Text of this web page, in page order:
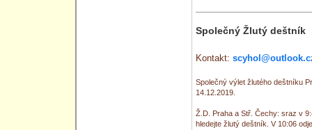
Společný Žlutý deštník
Kontakt:
Společný výlet žlutého deštníku
14.12.2019.
Ž.D. Praha a Stř. Čechy: sraz v
hledejte žlutý deštník. V 10:06